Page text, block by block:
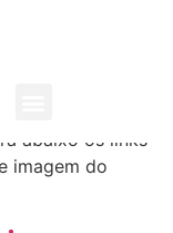
abaixo os links
imagem do